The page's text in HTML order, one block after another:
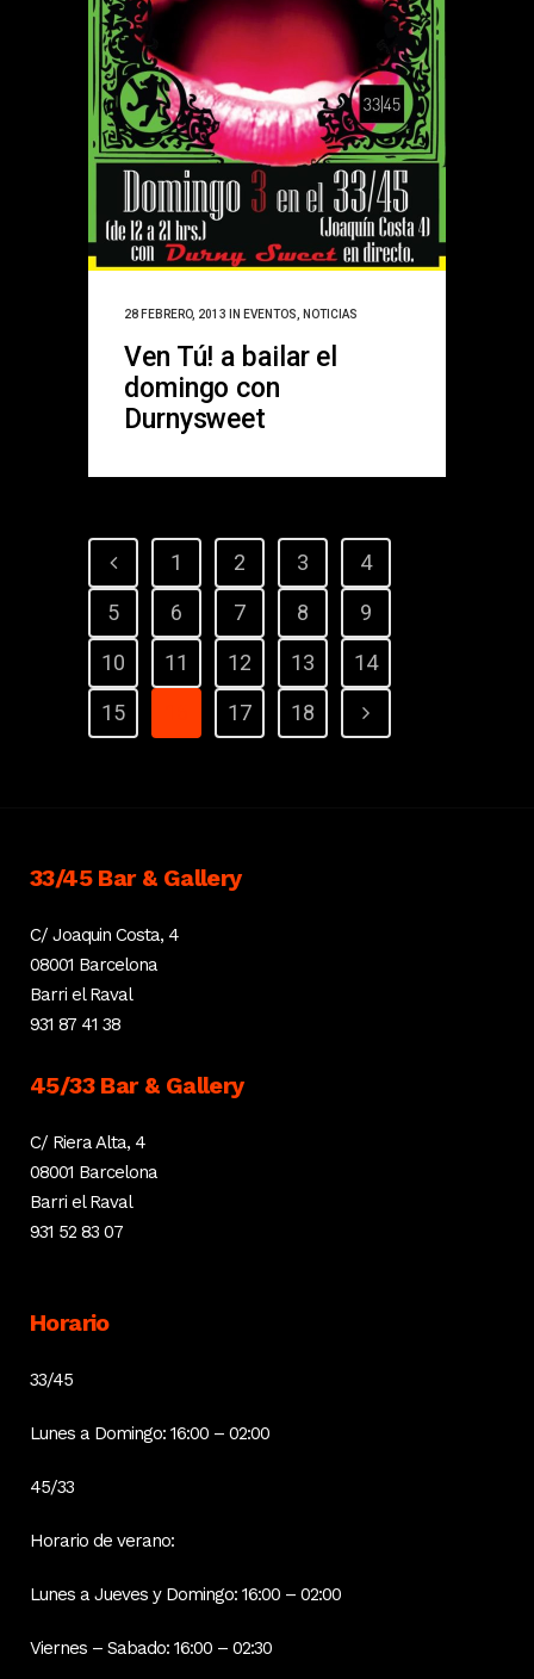
28 FEBRERO, 2013 IN EVENTOS NOTICIAS
Ven Tú! a bailar el
domingo con
Durnysweet
1 2 3
4
5
6 7 8
9
10
11 12 13
14
15
17 18
33/45 Bar & Gallery
C/ Joaquin Costa, 4
08001 Barcelona
Barri el Raval
931 87 41 38
45/33 Bar & Gallery
C/ Riera Alta, 4
08001 Barcelona
Barri el Raval
931 52 83 07
Horario
33/45
Lunes a Domingo: 16:00 – 02:00
45/33
Horario de verano:
Lunes a Jueves y Domingo: 16:00 – 02:00
Viernes – Sabado: 16:00 – 02:30